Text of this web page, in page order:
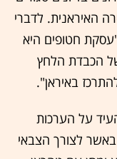
האיראנית. לדברי
חטופים היא
הכבדת הלחץ
באיראן".
על הערכות
לצורך הצבאי